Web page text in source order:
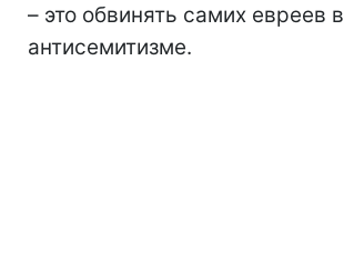
– это обвинять самих евреев в
антисемитизме.